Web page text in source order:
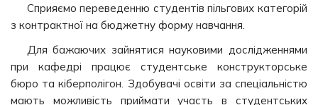
Сприяємо переведенню студентів пільгових категорій
з контрактної на бюджетну форму навчання.
Для бажаючих зайнятися науковими дослідженнями
при кафедрі працює студентське конструкторське
бюро та кіберполігон. Здобувачі освіти за спеціальністю
мають можливість приймати участь в студентських